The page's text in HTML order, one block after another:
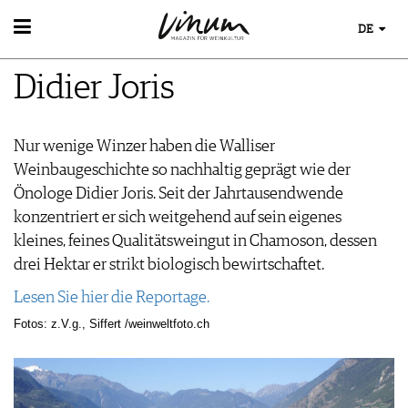
WEIN
WEINSUCHE
WINZER
WEINE DES MONATS
TRINKREIFETABELLE
UNIQUE WINERIES
CLUB LES DOMAINES
WEINWISSEN
WEINLEXIKON
WEINGESCHICHTE
WEINLAGERUNG
INFOGRAFIKEN
TIPPS & TRICKS
NEWS
EVENTS
EVENTKALENDER
AWARDS
EVENT-BILDER
ESSEN & TRINKEN
FOOD PAIRING TIPPS
HOTSPOTS
WEINREISEN
MAGAZIN
REPORTAGEN
DOSSIER
WINEGUIDES
ABO
AUSGABE
MEDIATHEK
BILDSTRECKEN
BÜCHER
NEWS
DE
Didier Joris
Nur wenige Winzer haben die Walliser
Weinbaugeschichte so nachhaltig geprägt wie der
Önologe Didier Joris. Seit der Jahrtausendwende
konzentriert er sich weitgehend auf sein eigenes
kleines, feines Qualitätsweingut in Chamoson, dessen
drei Hektar er strikt biologisch bewirtschaftet.
Lesen Sie hier die Reportage.
Fotos: z.V.g., Siffert /weinweltfoto.ch